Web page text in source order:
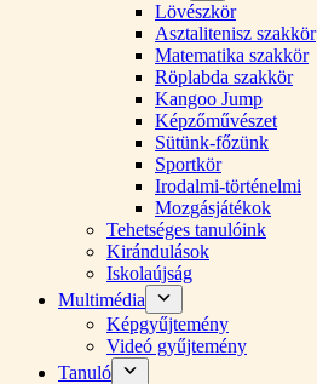
Lövészkör
Asztalitenisz szakkör
Matematika szakkör
Röplabda szakkör
Kangoo Jump
Képzőművészet
Sütünk-főzünk
Sportkör
Irodalmi-történelmi
Mozgásjátékok
Tehetséges tanulóink
Kirándulások
Iskolaújság
Multimédia
Képgyűjtemény
Videó gyűjtemény
Tanuló